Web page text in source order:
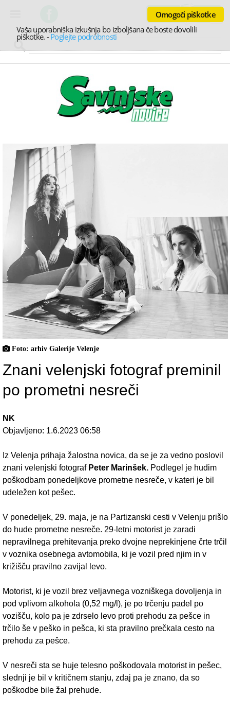
Foto: arhiv Galerije Velenje
Znani velenjski fotograf preminil
po prometni nesreči
NK
Objavljeno: 1.6.2023 06:58
Iz Velenja prihaja žalostna novica, da se je za vedno poslovil
znani velenjski fotograf Peter Marinšek.Podlegel je hudim
poškodbam ponedeljkove prometne nesreče, v kateri je bil
udeležen kot pešec.
V ponedeljek, 29. maja, je na Partizanski cesti v Velenju prišlo
do hude prometne nesreče. 29-letni motorist je zaradi
nepravilnega prehitevanja preko dvojne neprekinjene črte trčil
v voznika osebnega avtomobila, ki je vozil pred njim in v
križišču pravilno zavijal levo.
Motorist, ki je vozil brez veljavnega vozniškega dovoljenja in
pod vplivom alkohola (0,52 mg/l), je po trčenju padel po
vozišču, kolo pa je zdrselo levo proti prehodu za pešce in
trčilo še v peško in pešca, ki sta pravilno prečkala cesto na
prehodu za pešce.
V nesreči sta se huje telesno poškodovala motorist in pešec,
slednji je bil v kritičnem stanju, zdaj pa je znano, da so
poškodbe bile žal prehude.
Vaša uporabniška izkušnja bo izboljšana če boste dovolili
piškotke. -Poglejte podrobnosti
Omogoči piškotke